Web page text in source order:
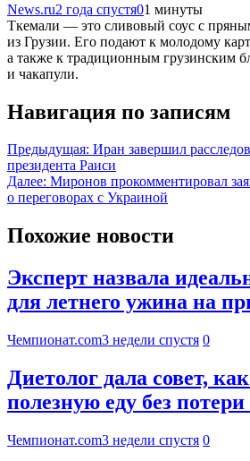
News.ru2 года спустя01 минуты
Ткемали — это сливовый соус с
из Грузии. Его подают к молодому
а также к традиционным грузинским
и чакапули.
Навигация по записям
Предыдущая: Иран завершил
президента Раиси
Далее: Миронов прокомментировал
о переговорах с Украиной
Похожие новости
Эксперт назвала
для летнего ужина на
Чемпионат.com3 недели спустя 0
Диетолог дала совет,
полезную еду без потери
Чемпионат.com3 недели спустя 0